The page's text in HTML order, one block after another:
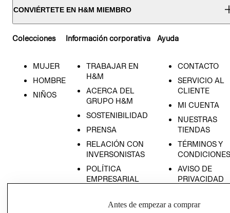
CONVIÉRTETE EN H&M MIEMBRO
Colecciones
MUJER
HOMBRE
NIÑOS
Información corporativa
TRABAJAR EN
H&M
ACERCA DEL
GRUPO H&M
SOSTENIBILIDAD
PRENSA
RELACIÓN CON
INVERSONISTAS
POLÍTICA
EMPRESARIAL
Ayuda
CONTACTO
SERVICIO AL
CLIENTE
MI CUENTA
NUESTRAS
TIENDAS
TÉRMINOS Y
CONDICIONES
AVISO DE
PRIVACIDAD
AVISO DE
Antes de empezar a comprar